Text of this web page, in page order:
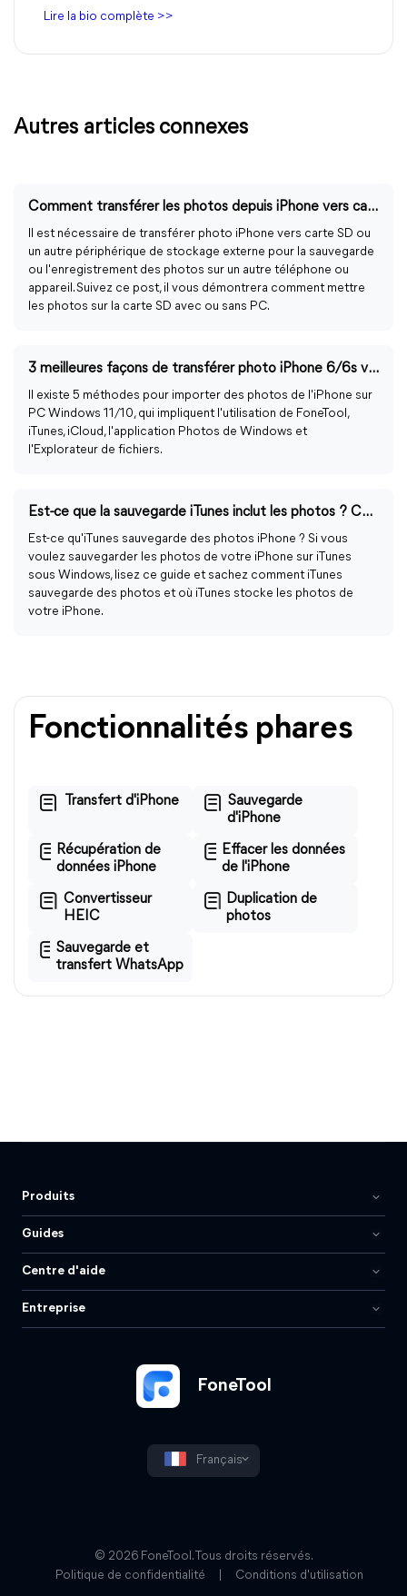
Lire la bio complète >>
Autres articles connexes
Comment transférer les photos depuis iPhone vers carte SD
Il est nécessaire de transférer photo iPhone vers carte SD ou
un autre périphérique de stockage externe pour la sauvegarde
ou l'enregistrement des photos sur un autre téléphone ou
appareil. Suivez ce post, il vous démontrera comment mettre
les photos sur la carte SD avec ou sans PC.
3 meilleures façons de transférer photo iPhone 6/6s vers PC
Il existe 5 méthodes pour importer des photos de l'iPhone sur
PC Windows 11/10, qui impliquent l'utilisation de FoneTool,
iTunes, iCloud, l'application Photos de Windows et
l'Explorateur de fichiers.
Est-ce que la sauvegarde iTunes inclut les photos ? Comment fonctionne iTunes ?
Est-ce qu'iTunes sauvegarde des photos iPhone ? Si vous
voulez sauvegarder les photos de votre iPhone sur iTunes
sous Windows, lisez ce guide et sachez comment iTunes
sauvegarde des photos et où iTunes stocke les photos de
votre iPhone.
Fonctionnalités phares
Transfert d'iPhone
Sauvegarde
d'iPhone
Récupération de
données iPhone
Effacer les données
de l'iPhone
Convertisseur
HEIC
Duplication de
photos
Sauvegarde et
transfert WhatsApp
FoneTool
Français
Produits
Guides
Centre d'aide
Entreprise
© 2026 FoneTool. Tous droits réservés.
Politique de confidentialité
Conditions d'utilisation